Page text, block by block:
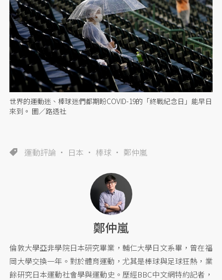
世界的運動迷、棒球迷們都期盼COVID-19的「終戰紀念日」能早日
來到。 圖／路透社
運動評論 日本 棒球 鄭仲嵐
鄭仲嵐
倫敦大學亞非學院日本研究畢業，輔仁大學日文系畢，曾在福
岡大學交換一年。對於體育運動，尤其是棒球與足球狂熱，業
餘研究日本運動社會學與運動史。歷經BBC中文網特約記者，